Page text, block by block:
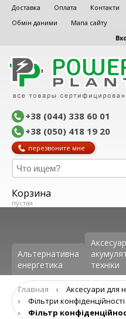
Доставка Оплата Контакти
Обмін даними
Мапа сайту
+38 (044) 338 60 01
+38 (050) 418 19 20
перезвоните мне
Корзина
пустая
Альтернативна
енергетика
техніки
Главная ›
Аксесуари для
›
Фільтри
›
Фільтр